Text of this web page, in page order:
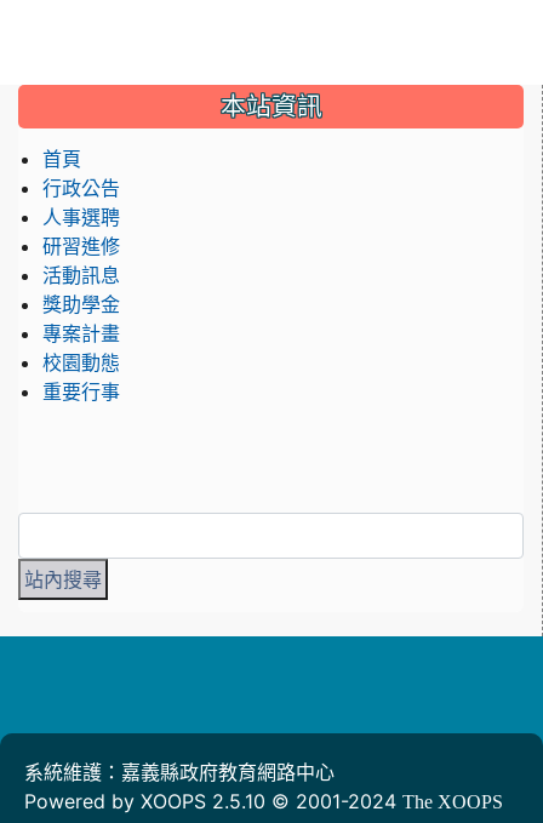
::: 本站資訊
首頁
行政公告
人事選聘
研習進修
活動訊息
獎助學金
專案計畫
校園動態
重要行事
系統維護：嘉義縣政府教育網路中心
Powered by XOOPS 2.5.10 © 2001-2024 The XOOPS